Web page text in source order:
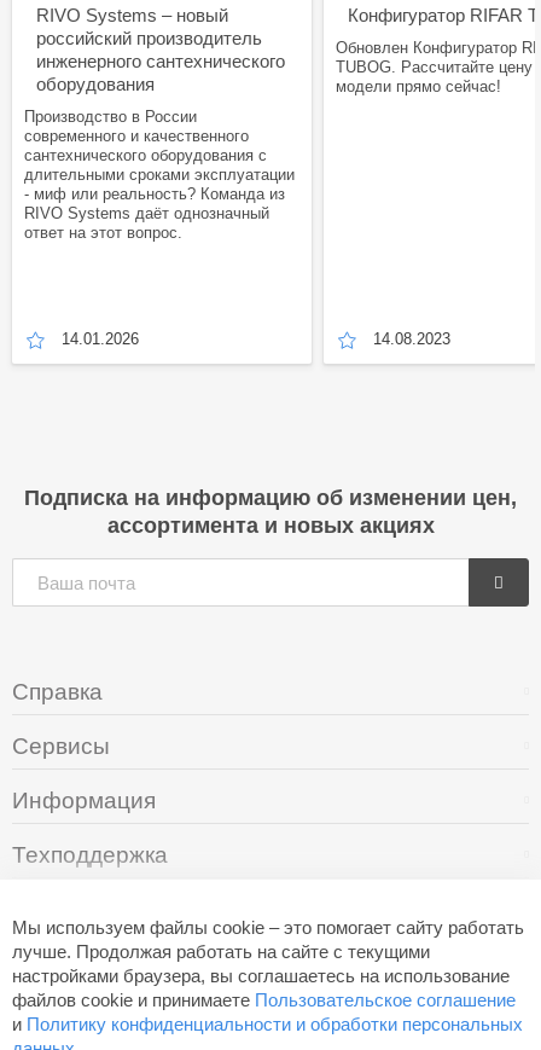
RIVO Systems – новый
российский производитель
инженерного сантехнического
оборудования
Производство в России
современного и качественного
сантехнического оборудования с
длительными сроками эксплуатации
- миф или реальность? Команда из
RIVO Systems даёт однозначный
ответ на этот вопрос.
14.01.2026
Конфигуратор RIFAR
Обновлен Конфигуратор
TUBOG. Рассчитайте цену
модели прямо сейчас!
14.08.2023
Мы используем файлы cookie – это помогает сайту работать
лучше. Продолжая работать на сайте с текущими
настройками браузера, вы соглашаетесь на использование
файлов cookie и принимаете Пользовательское соглашение
и Политику конфиденциальности и обработки персональных
Подписка на информацию об изменении цен,
ассортимента и новых акциях
Справка
Сервисы
Информация
Техподдержка
+7 (495) 249-05-94